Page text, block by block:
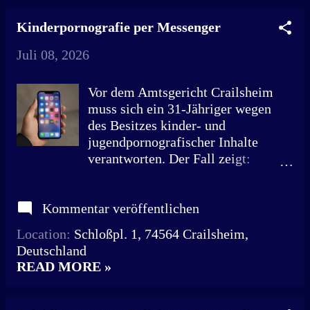
Musik, Kinderschminke...
Verhandlungstag. Im Laufe des
Prozesses wurde ihr Ton gegenüber
dem Angeklagten mehrfach deutlich
verstehen oder kapieren Sie es
nicht?“, fragt sie den 34-jährigen
Arbeitssuchenden wiederholt. Laut
Anklage soll er vergangenen Jahres
die Festplatte aus dem Computer
seiner Ex-Freundin ausgebaut und
Er habe sich der Datenveränderung
befanden sich persönliche Fotos und
Arbeitsunterlagen sowie
Kinderpornografie per Messenger
Juli 08, 2026
Vor dem Amtsgericht Crailsheim
muss sich ein 31-Jähriger wegen
des Besitzes kinder- und
jugendpornografischer Inhalte
verantworten. Der Fall zeigt:
„Kik“ habe der Angeklagte die
Jährigen wurde ein erigiertes Glied
jährige und 6-jährige Mädchen
Kommentar veröffentlichen
Location: Schloßpl. 1, 74564 Crailsheim,
Deutschland
READ MORE »